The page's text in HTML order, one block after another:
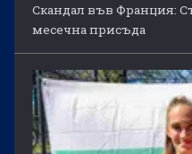
Скандал във Франция:
месечна присъда